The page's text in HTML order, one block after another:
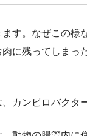
す。なぜこの様
に残ってしまっ
カンピロバクタ